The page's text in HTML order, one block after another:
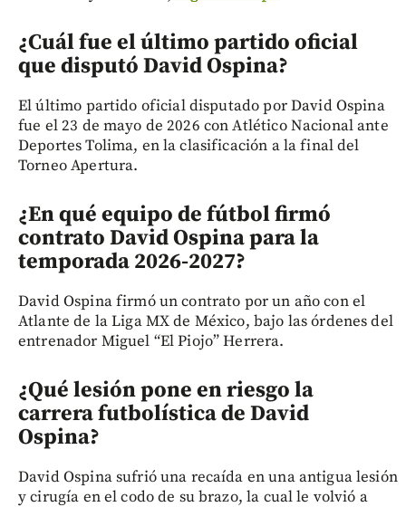
¿Cuál fue el último partido oficial
que disputó David Ospina?
El último partido oficial disputado por David Ospina
fue el 23 de mayo de 2026 con Atlético Nacional ante
Deportes Tolima, en la clasificación a la final del
Torneo Apertura.
¿En qué equipo de fútbol firmó
contrato David Ospina para la
temporada 2026-2027?
David Ospina firmó un contrato por un año con el
Atlante de la Liga MX de México, bajo las órdenes del
entrenador Miguel “El Piojo” Herrera.
¿Qué lesión pone en riesgo la
carrera futbolística de David
Ospina?
David Ospina sufrió una recaída en una antigua lesión
y cirugía en el codo de su brazo, la cual le volvió a